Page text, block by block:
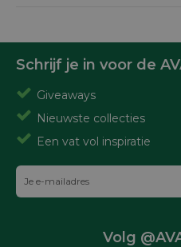
Schrijf je in voor de
Giveaways
Nieuwste collecties
Een vat vol inspiratie
Volg